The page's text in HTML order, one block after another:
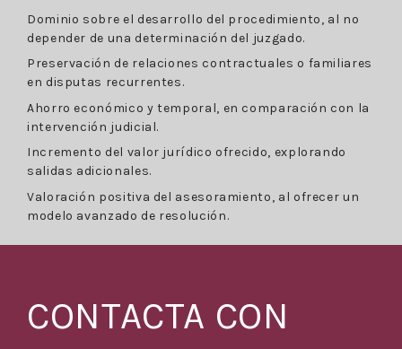
Dominio sobre el desarrollo del procedimiento, al no
depender de una determinación del juzgado.
Preservación de relaciones contractuales o familiares
en disputas recurrentes.
Ahorro económico y temporal, en comparación con la
intervención judicial.
Incremento del valor jurídico ofrecido, explorando
salidas adicionales.
Valoración positiva del asesoramiento, al ofrecer un
modelo avanzado de resolución.
CONTACTA CON